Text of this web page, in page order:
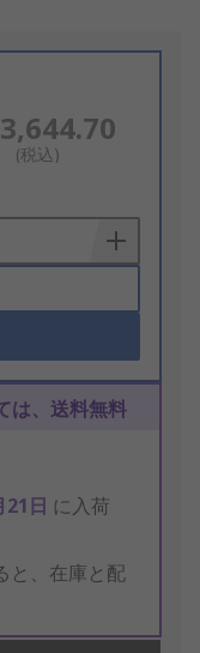
(税込)
は、送料無料
21日 に入荷
と、在庫と配